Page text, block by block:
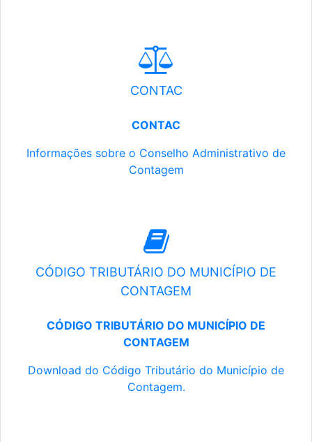
CONTAC
CONTAC
Informações sobre o Conselho Administrativo de
Contagem
CÓDIGO TRIBUTÁRIO DO MUNICÍPIO DE
CONTAGEM
CÓDIGO TRIBUTÁRIO DO MUNICÍPIO DE
CONTAGEM
Download do Código Tributário do Município de
Contagem.